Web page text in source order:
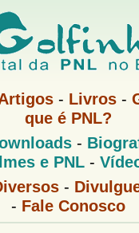
- Livros-
que é PNL?
-
e PNL -
-
- Fale Conosco